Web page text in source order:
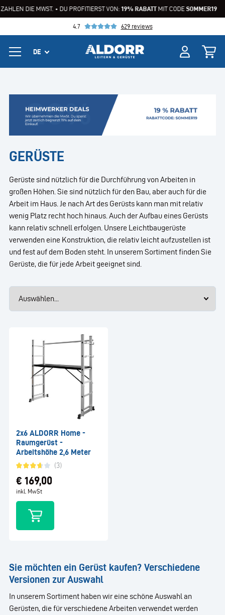
DIE MWST. • DU PROFITIERST VON:19% RABATTMIT CODESOMMER19
4.7 629 reviews
GERÜSTE
Gerüste sind nützlich für die Durchführung von Arbeiten in
großen Höhen. Sie sind nützlich für den Bau, aber auch für die
Arbeit im Haus. Je nach Art des Gerüsts kann man mit relativ
wenig Platz recht hoch hinaus. Auch der Aufbau eines Gerüsts
kann relativ schnell erfolgen. Unsere Leichtbaugerüste
verwenden eine Konstruktion, die relativ leicht aufzustellen ist
und fest auf dem Boden steht. In unserem Sortiment finden Sie
Gerüste, die für jede Arbeit geeignet sind.
2x6 ALDORR Home -
Raumgerüst -
Arbeitshöhe 2,6 Meter
(3)
€ 169,00
inkl. MwSt
Sie möchten ein Gerüst kaufen? Verschiedene
Versionen zur Auswahl
In unserem Sortiment haben wir eine schöne Auswahl an
Gerüsten, die für verschiedene Arbeiten verwendet werden